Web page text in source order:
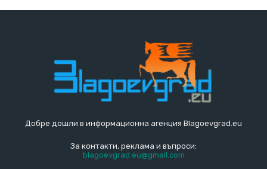
Добре дошли в информационна агенция Blagoevgrad.eu
За контакти, реклама и въпроси:
blagoevgrad.eu@gmail.com